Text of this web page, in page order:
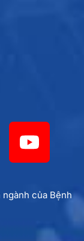
của Bệnh